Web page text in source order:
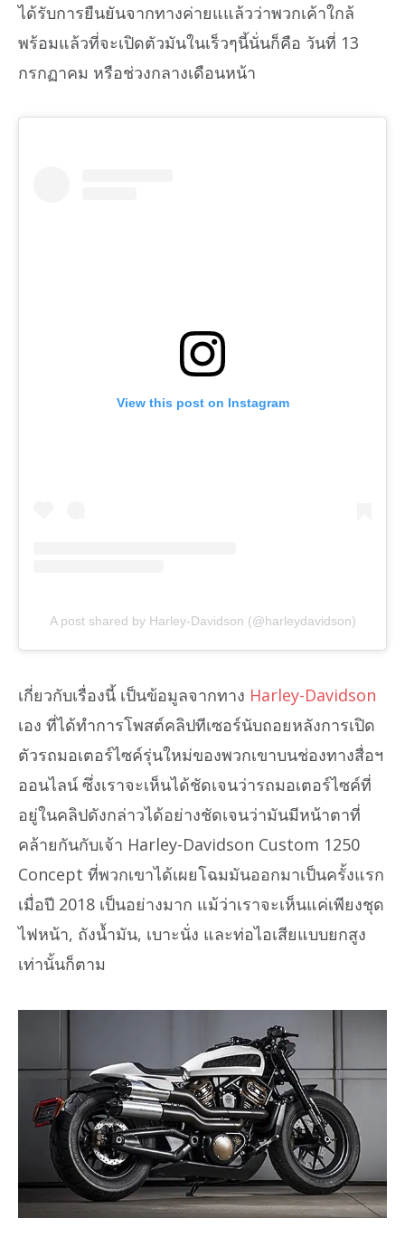
ได้รับการยืนยันจากทางค่ายแแล้วว่าพวกเค้าใกล้
พร้อมแล้วที่จะเปิดตัวมันในเร็วๆนี้นั่นก็คือ วันที่ 13
กรกฏาคม หรือช่วงกลางเดือนหน้า
View this post on Instagram
A post shared by Harley-Davidson (@harleydavidson)
เกี่ยวกับเรื่องนี้ เป็นข้อมูลจากทาง Harley-Davidson
เอง ที่ได้ทำการโพสต์คลิปทีเซอร์นับถอยหลังการเปิด
ตัวรถมอเตอร์ไซค์รุ่นใหม่ของพวกเขาบนช่องทางสื่อฯ
ออนไลน์ ซึ่งเราจะเห็นได้ชัดเจนว่ารถมอเตอร์ไซค์ที่
อยู่ในคลิปดังกล่าวได้อย่างชัดเจนว่ามันมีหน้าตาที่
คล้ายกันกับเจ้า Harley-Davidson Custom 1250
Concept ที่พวกเขาได้เผยโฉมมันออกมาเป็นครั้งแรก
เมื่อปี 2018 เป็นอย่างมาก แม้ว่าเราจะเห็นแค่เพียงชุด
ไฟหน้า, ถังน้ำมัน, เบาะนั่ง และท่อไอเสียแบบยกสูง
เท่านั้นก็ตาม